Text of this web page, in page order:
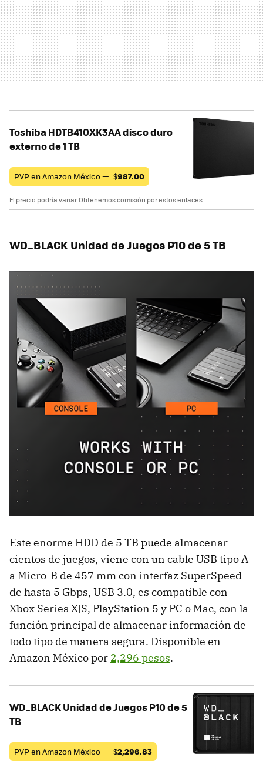
Toshiba HDTB410XK3AA disco duro
externo de 1 TB
PVP en Amazon México — $987.00
El precio podría variar. Obtenemos comisión por estos enlaces
WD_BLACK Unidad de Juegos P10 de 5 TB
Este enorme HDD de 5 TB puede almacenar
cientos de juegos, viene con un cable USB tipo A
a Micro-B de 457 mm con interfaz SuperSpeed
de hasta 5 Gbps, USB 3.0, es compatible con
Xbox Series X|S, PlayStation 5 y PC o Mac, con la
función principal de almacenar información de
todo tipo de manera segura. Disponible en
Amazon México por 2,296 pesos.
WD_BLACK Unidad de Juegos P10 de 5
TB
PVP en Amazon México — $2,296.83